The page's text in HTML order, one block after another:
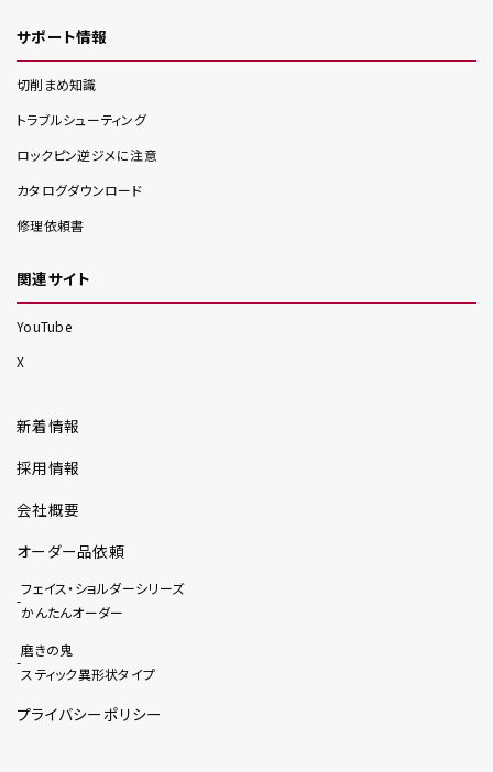
サポート情報
切削まめ知識
トラブルシューティング
ロックピン逆ジメに注意
カタログダウンロード
修理依頼書
関連サイト
YouTube
X
新着情報
採用情報
会社概要
オーダー品依頼
フェイス・ショルダーシリーズ
かんたんオーダー
磨きの鬼
スティック異形状タイプ
プライバシーポリシー